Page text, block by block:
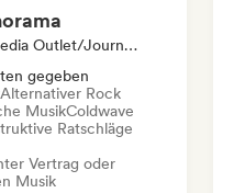
Label, Media Outlet/Journalist, Mentorin
gegeben
Alternativer Rock
MusikColdwave
Ratschläge
Vertrag oder
Musik